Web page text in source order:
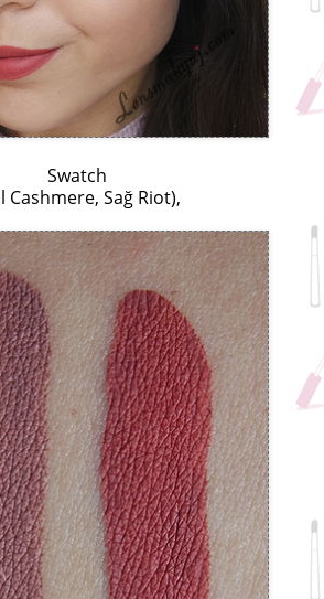
Swatch
Cashmere, Sağ Riot),